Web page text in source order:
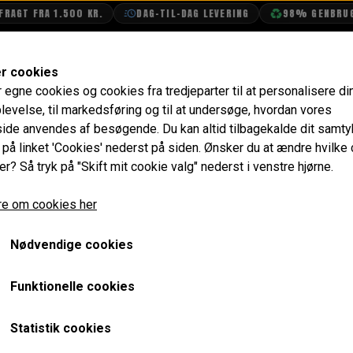
FRA 1.500 KR. DAG-TIL-DAG LEVERING 98%
MINI COOPER 998 1968
fra rå karosseri til færdig bilCooperen er bygget
frisk gade racer motor med 1380cc. Vi
- komplet ny heritage front inklusiv inder
Før lakering har karrosseriet selvfølgelig
A032R semi slicks monteret.
samt tag og bagagerum (alu. Butyl).
cookies
egne cookies og cookies fra tredjeparter til at personalisere
til markedsføring og til at undersøge, hvordan vores
anvendes af besøgende. Du kan altid tilbagekalde dit
linket 'Cookies' nederst på siden. Ønsker du at ændre hvilke
Så tryk på "Skift mit cookie valg" nederst i venstre hjørne.
om cookies her
Nødvendige cookies
Funktionelle cookies
Statistik cookies